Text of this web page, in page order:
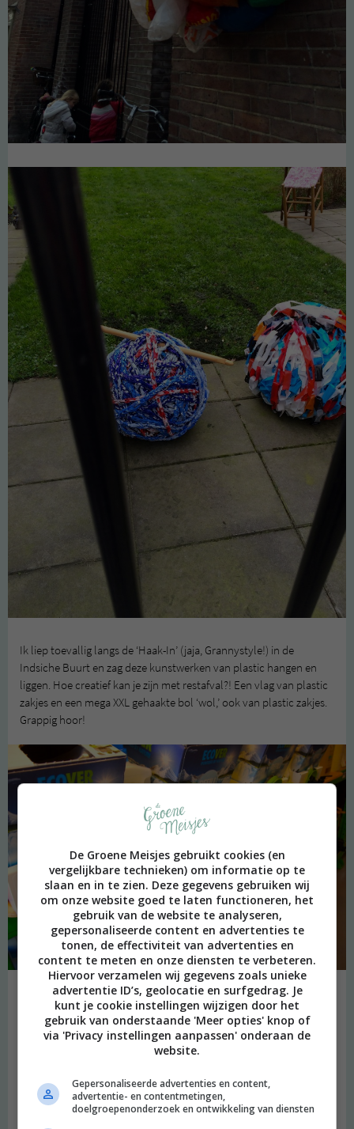
Ik liep toevallig langs de ‘Haak-In’ (jaja, Grannystyle!) in de
Indsiche Buurt en zag deze kunstwerken van plastic hangen en
liggen. Hoe creatief kan je zijn met restafval?! Een vlag van plastic
zakjes en een mega XXL gehaakte bol ‘wol,’ ook van plastic zakjes.
Grappig hoor!
Naast de tapbakken bij Delicious Food, vonden we dit toch wel de
topper van de week: een Ecover Refillsysteem bij Eco-Logisch, een
Meisjes. Je kan hier dus met je lege verpakkingen Ecover
reinigingsmiddelen terecht, om ze weer te vullen. Minder afval!
De Groene Meisjes gebruikt cookies (en
vergelijkbare technieken) om informatie op te
slaan en in te zien. Deze gegevens gebruiken wij
om onze website goed te laten functioneren, het
gebruik van de website te analyseren,
gepersonaliseerde content en advertenties te
tonen, de effectiviteit van advertenties en
content te meten en onze diensten te verbeteren.
Hiervoor verzamelen wij gegevens zoals unieke
advertentie ID’s, geolocatie en surfgedrag. Je
kunt je cookie instellingen wijzigen door het
gebruik van onderstaande 'Meer opties' knop of
via 'Privacy instellingen aanpassen' onderaan de
website.
Gepersonaliseerde advertenties en content,
advertentie- en contentmetingen,
doelgroepenonderzoek en ontwikkeling van diensten